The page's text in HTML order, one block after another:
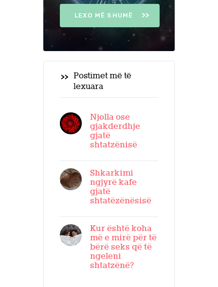
LEXO MË SHUMË
Postimet më të
lexuara
Njolla ose
gjakderdhje
gjatë
shtatzënisë
Shkarkimi
ngjyrë kafe
gjatë
shtatëzënësisë
Kur është koha
më e mirë për të
bërë seks që të
ngeleni
shtatzënë?